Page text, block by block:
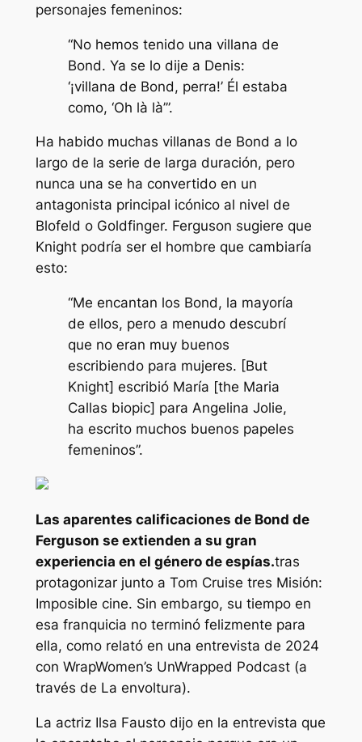
personajes femeninos:
“No hemos tenido una villana de
Bond. Ya se lo dije a Denis:
‘¡villana de Bond, perra!’ Él estaba
como, ‘Oh là là’”.
Ha habido muchas villanas de Bond a lo
largo de la serie de larga duración, pero
nunca una se ha convertido en un
antagonista principal icónico al nivel de
Blofeld o Goldfinger. Ferguson sugiere que
Knight podría ser el hombre que cambiaría
esto:
“Me encantan los Bond, la mayoría
de ellos, pero a menudo descubrí
que no eran muy buenos
escribiendo para mujeres. [But
Knight] escribió María [the Maria
Callas biopic] para Angelina Jolie,
ha escrito muchos buenos papeles
femeninos”.
Las aparentes calificaciones de Bond de
Ferguson se extienden a su gran
experiencia en el género de espías.tras
protagonizar junto a Tom Cruise tres Misión:
Imposible cine. Sin embargo, su tiempo en
esa franquicia no terminó felizmente para
ella, como relató en una entrevista de 2024
con WrapWomen’s UnWrapped Podcast (a
través de La envoltura).
La actriz Ilsa Fausto dijo en la entrevista que